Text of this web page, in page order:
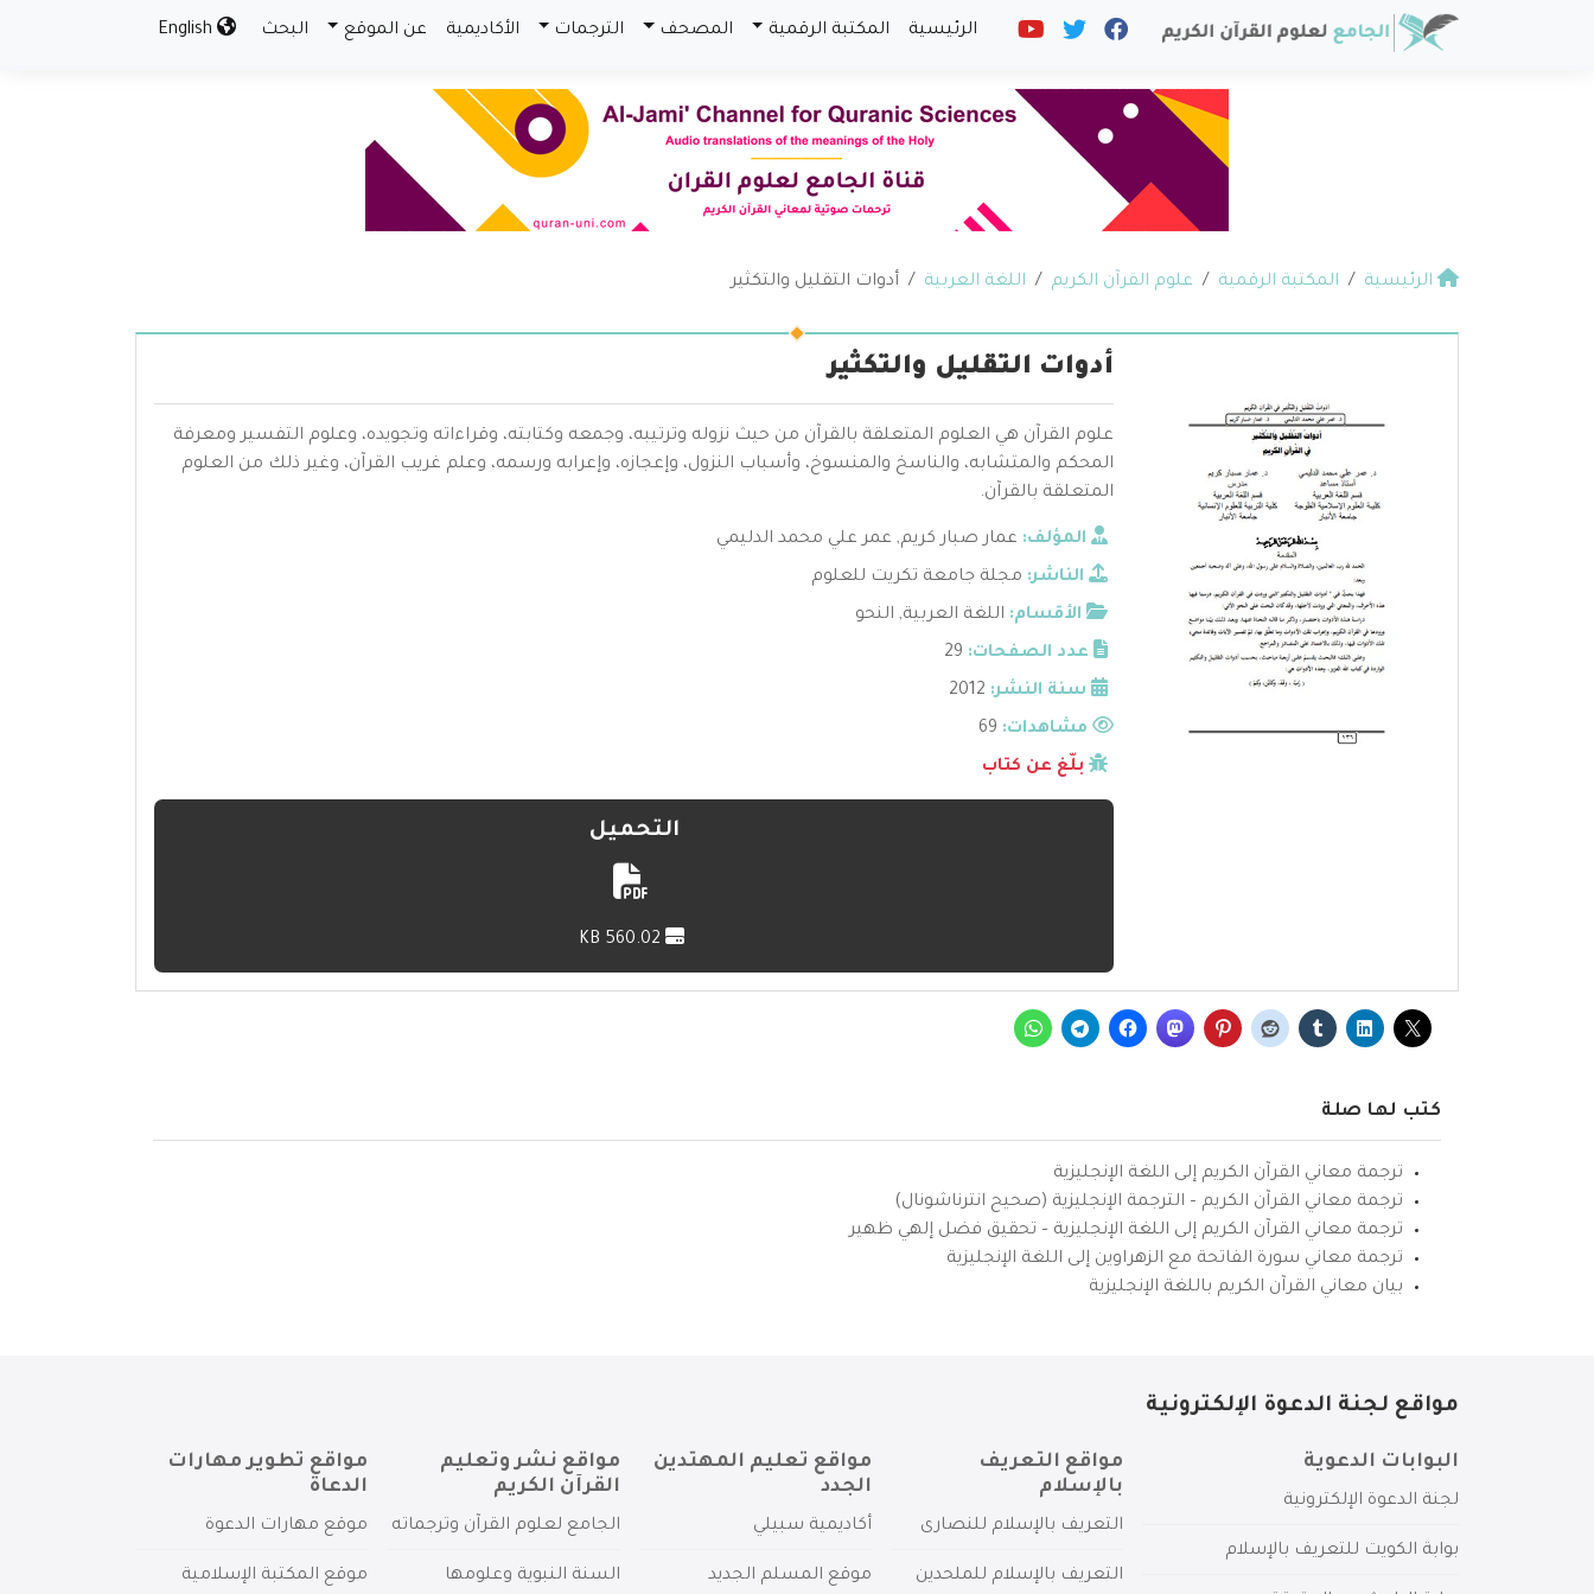
الرئيسية المكتبة الرقمية المصحف الترجمات الأكاديمية عن الموقع البحث
الرئيسية المكتبة الرقمية علوم القرآن الكريم اللغة العربية أدوات التقليل والتكثير
أدوات التقليل والتكثير
علوم القرآن هي العلوم المتعلقة بالقرآن من حيث نزوله وترتيبه، وجمعه وكتابته، وقراءاته وتجويده، وعلوم التفسير ومعرفة
المحكم والمتشابه، والناسخ والمنسوخ، وأسباب النزول، وإعجازه، وإعرابه ورسمه، وعلم غريب القرآن، وغير ذلك من العلوم
المتعلقة بالقرآن.
المؤلف: عمار صبار كريم, عمر علي محمد الدليمي
الناشر: مجلة جامعة تكريت للعلوم
الأقسام: اللغة العربية, النحو
عدد الصفحات: 29
سنة النشر: 2012
مشاهدات:
بلّغ عن كتاب
التحميل
كتب لها صلة
ترجمة معاني القرآن الكريم إلى اللغة الإنجليزية
ترجمة معاني القرآن الكريم – الترجمة الإنجليزية (صحيح انترناشونال)
ترجمة معاني القرآن الكريم إلى اللغة الإنجليزية – تحقيق فضل إلهي ظهير
ترجمة معاني سورة الفاتحة مع الزهراوين إلى اللغة الإنجليزية
بيان معاني القرآن الكريم باللغة الإنجليزية
مواقع لجنة الدعوة الإلكترونية
البوابات الدعوية
لجنة الدعوة الإلكترونية
بوابة الكويت للتعريف بالإسلام
مواقع التعريف
بالإسلام
التعريف بالإسلام للنصارى
التعريف بالإسلام للملحدين
مواقع تعليم المهتدين
الجدد
أكاديمية سبيلي
موقع المسلم الجديد
مواقع نشر وتعليم
القرآن الكريم
الجامع لعلوم القرآن وترجماته
السنة النبوية وعلومها
مواقع تطوير مهارات
الدعاة
موقع مهارات الدعوة
موقع المكتبة الإسلامية